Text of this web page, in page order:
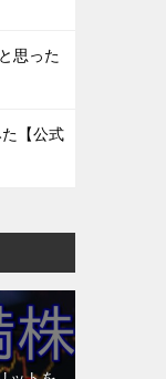
思った
【公式